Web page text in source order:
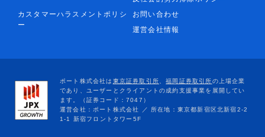
カスタマーハラスメントポリシ
ー
お問い合わせ
運営会社情報